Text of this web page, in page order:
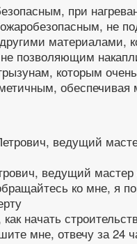
при
не
материалами,
позволяющим
которым
ведущий мастер
ко мне, я
начать
мне, отвечу за 24